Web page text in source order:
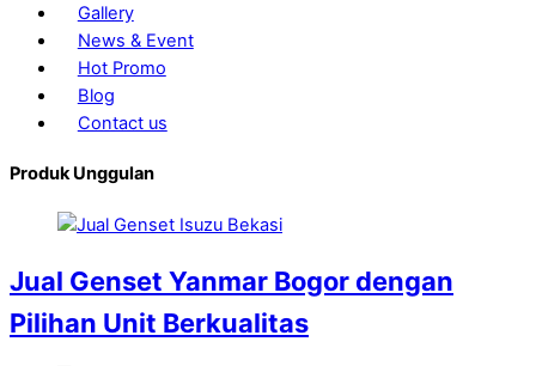
Gallery
News & Event
Hot Promo
Blog
Contact us
Produk Unggulan
Jual Genset Yanmar Bogor dengan
Pilihan Unit Berkualitas